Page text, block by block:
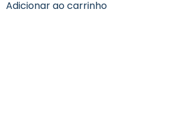
Adicionar ao carrinho